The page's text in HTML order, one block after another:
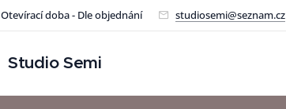
Otevírací doba - Dle objednání studiosemi@seznam.cz
Studio Semi